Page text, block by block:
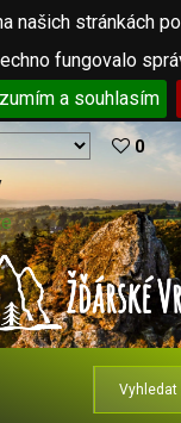
našich stránkách
fungovalo
a souhlasím
0